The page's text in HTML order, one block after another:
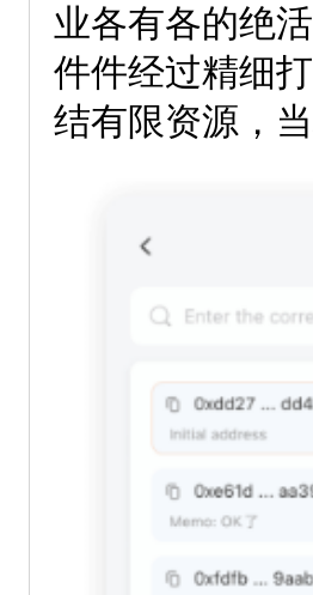
业各有各的绝
件件经过精细
结有限资源，